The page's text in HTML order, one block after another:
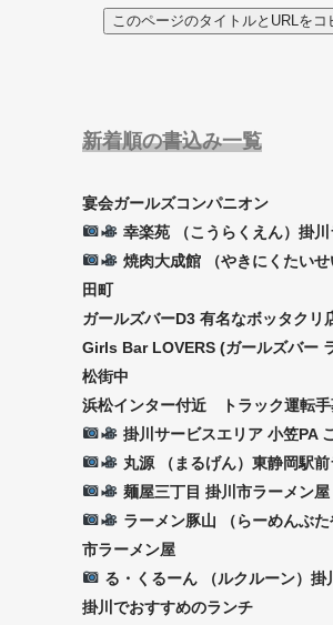
このページのタイトルとURLをコ
新着順の書込み一覧
宴会ガールズコンパニオン
幸楽苑 （こうらくえん）掛
焼肉大成館 （やきにくたい
田町
ガールズバーD3 有名なボッタクリ
Girls Bar LOVERS (ガールズバー
松街中
浜松インター付近 トラック運転手
掛川サービスエリア 小笠PA
丸源 （まるげん）東静岡駅
麺屋三丁目 掛川市ラーメン屋
ラーメン豚山 （らーめんぶた
市ラーメン屋
る・くるーん （ルクルーン）掛
掛川でおすすめのランチ